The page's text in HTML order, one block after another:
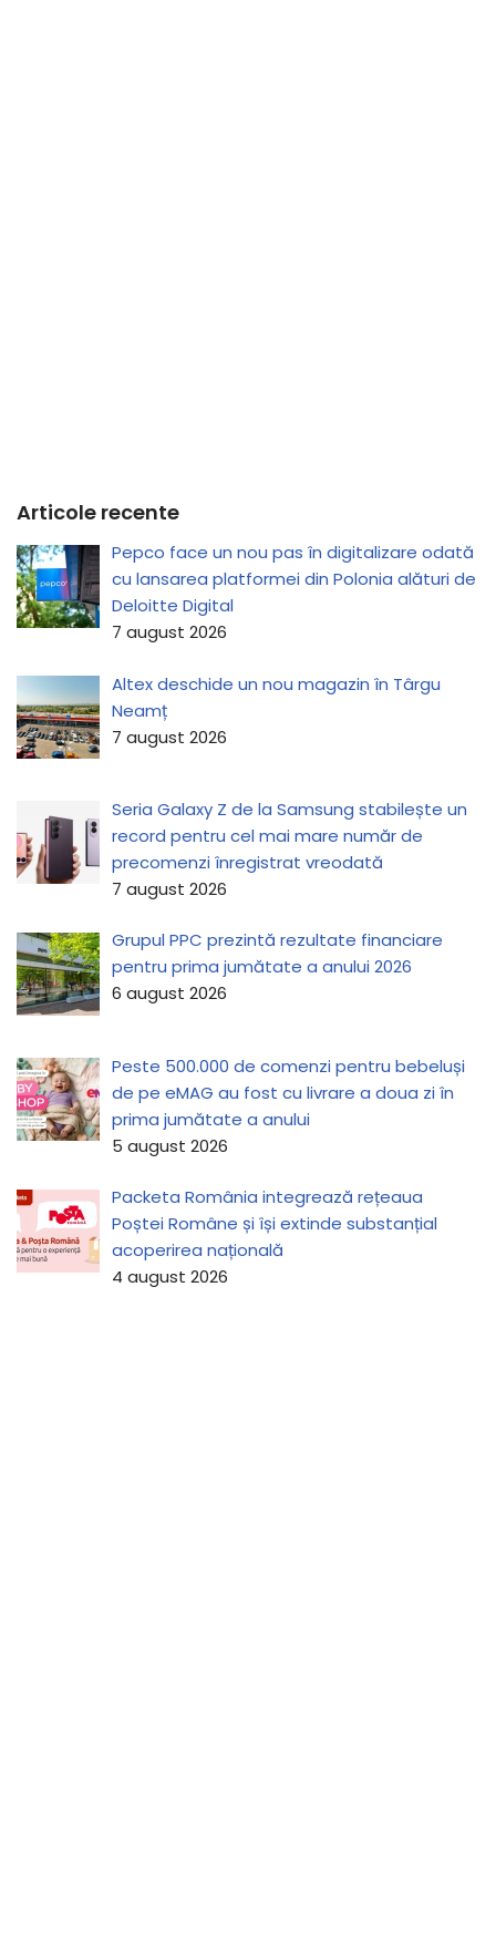
Articole recente
Pepco face un nou pas în digitalizare odată
cu lansarea platformei din Polonia alături de
Deloitte Digital
7 august 2026
Altex deschide un nou magazin în Târgu
Neamț
7 august 2026
Seria Galaxy Z de la Samsung stabilește un
record pentru cel mai mare număr de
precomenzi înregistrat vreodată
7 august 2026
Grupul PPC prezintă rezultate financiare
pentru prima jumătate a anului 2026
6 august 2026
Peste 500.000 de comenzi pentru bebeluși
de pe eMAG au fost cu livrare a doua zi în
prima jumătate a anului
5 august 2026
Packeta România integrează rețeaua
Poștei Române și își extinde substanțial
acoperirea națională
4 august 2026